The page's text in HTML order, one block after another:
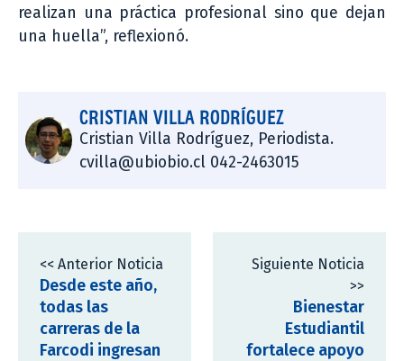
realizan una práctica profesional sino que dejan
una huella”, reflexionó.
CRISTIAN VILLA RODRÍGUEZ
Cristian Villa Rodríguez, Periodista.
cvilla@ubiobio.cl 042-2463015
<< Anterior Noticia
Desde este año,
todas las
carreras de la
Farcodi ingresan
Siguiente Noticia
>>
Bienestar
Estudiantil
fortalece apoyo